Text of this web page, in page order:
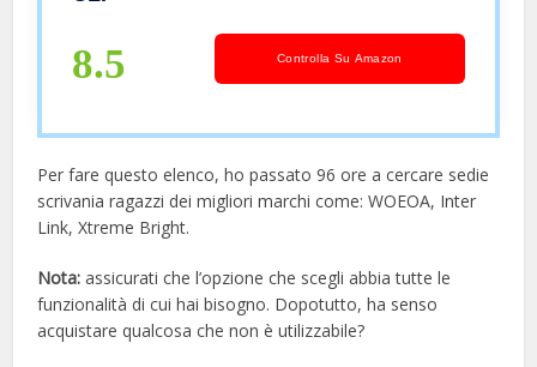
8.5 Controlla Su Amazon
Per fare questo elenco, ho passato 96 ore a cercare sedie
scrivania ragazzi dei migliori marchi come: WOEOA, Inter
Link, Xtreme Bright.
Nota: assicurati che l’opzione che scegli abbia tutte le
funzionalità di cui hai bisogno. Dopotutto, ha senso
acquistare qualcosa che non è utilizzabile?